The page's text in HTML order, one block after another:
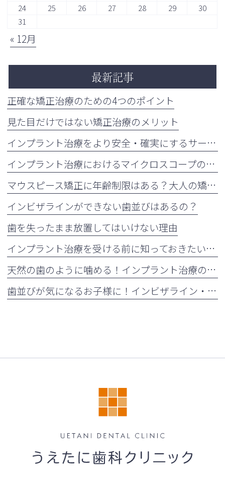
24
25 26 27 28 29
30
31
« 12月
最新記事
正確な矯正治療のための4つのポイント
見た目だけではない矯正治療のメリット
インプラント治療をより安全・確実にするサージカルガイドの重要性
インプラント治療におけるマイクロスコープの活用について
マウスピース矯正に年齢制限はある？大人の矯正治療が増えている理由も解説
インビザラインができない歯並びはあるの？
歯を失ったまま放置してはいけない理由
インプラント治療を受ける前に知っておきたい注意点
天然の歯のように噛める！インプラント治療の5つのメリット
歯並びが気になるお子様に！インビザライン・ファーストとは？